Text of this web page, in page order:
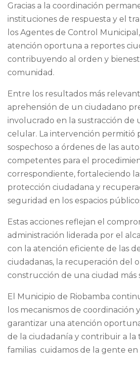
Gracias a la coordinación
instituciones de respuesta y el
los Agentes de Control
atención oportuna a reportes
contribuyendo al orden y
comunidad.
Entre los resultados más
aprehensión de un ciudadano
involucrado en la sustracción de
celular. La intervención permitió
sospechoso a órdenes de las
competentes para el
correspondiente, fortaleciendo
protección ciudadana y
seguridad en los espacios
Estas acciones reflejan el
administración liderada por el
con la atención eficiente de las
ciudadanas, la recuperación del
construcción de una ciudad más
El Municipio de Riobamba
los mecanismos de coordinación
garantizar una atención
de la ciudadanía y contribuir a la
familias cuidamos de la gente en